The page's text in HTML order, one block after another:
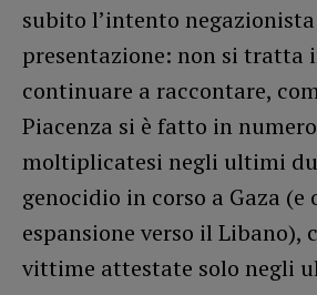
subito l’intento
presentazione: non si tratta
continuare a raccontare,
Piacenza si è fatto in
moltiplicatesi negli ultimi
genocidio in corso a Gaza (e
espansione verso il Libano),
vittime attestate solo negli